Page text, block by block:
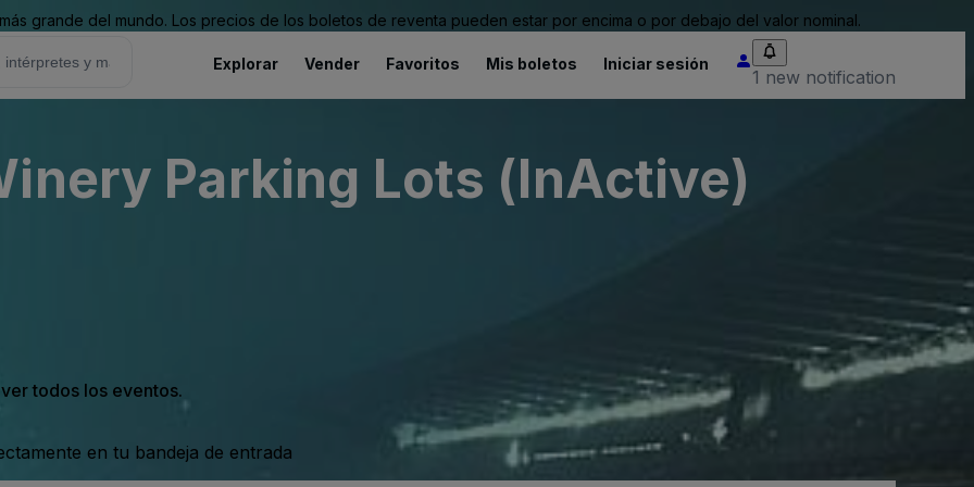
grande del mundo. Los precios de los boletos de reventa pueden estar por encima o por debajo del valor nominal.
Explorar Vender Favoritos Mis boletos Iniciar sesión
1 new notification
Parking Lots (InActive)
todos los eventos.
en tu bandeja de entrada